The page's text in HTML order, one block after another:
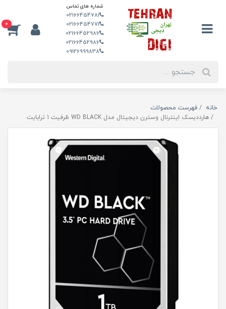
شماره های تماس
02166454781
02166454771
02166452986
02166452986
09126999838
0
خانه
فهرست محصولات
هارددیسک اینترنال وسترن دیجیتال مدل WD BLACK ظرفیت 1 ترابایت